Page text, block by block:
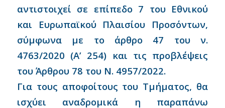
αντιστοιχεί σε επίπεδο 7 του Εθνικού
και Ευρωπαϊκού Πλαισίου Προσόντων,
σύμφωνα με το άρθρο 47 του ν.
4763/2020 (Α’ 254) και τις προβλέψεις
του Άρθρου 78 του Ν. 4957/2022.
Για τους αποφοίτους του Τμήματος, θα
ισχύει αναδρομικά η παραπάνω